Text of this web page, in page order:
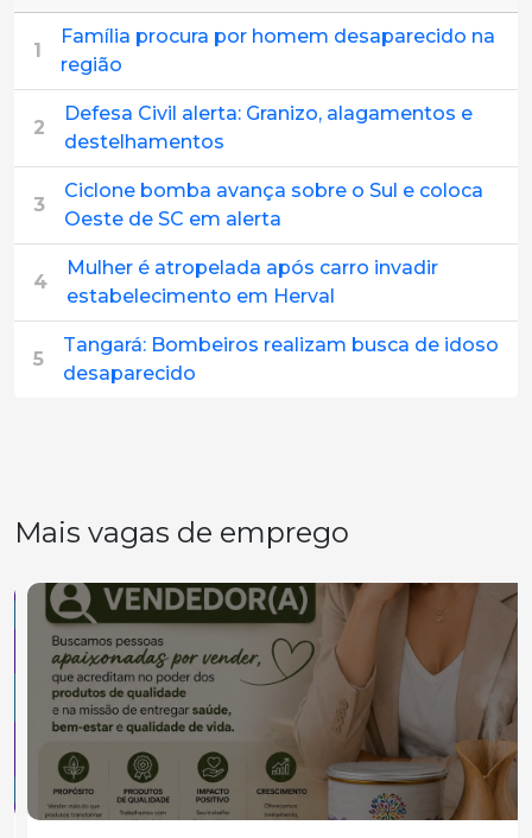
1
Família procura por homem desaparecido na
região
2
Defesa Civil alerta: Granizo, alagamentos e
destelhamentos
3
Ciclone bomba avança sobre o Sul e coloca
Oeste de SC em alerta
4
Mulher é atropelada após carro invadir
estabelecimento em Herval
5
Tangará: Bombeiros realizam busca de idoso
desaparecido
Mais vagas de emprego